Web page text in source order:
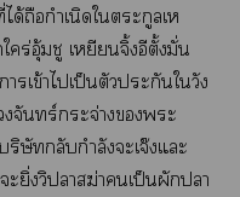
ถือกำเนิดใตระกูลเห
คร่อุ้มชู เหยียนจิ้งอีตั้งมั่น
เข้าไเป็นตัวประกันใวัง
จันทร์กระจ่างะ
ษัทกลับกำลังะเจ๊งแะ
ะยิ่งวิปลาสฆ่าเป็นผักา